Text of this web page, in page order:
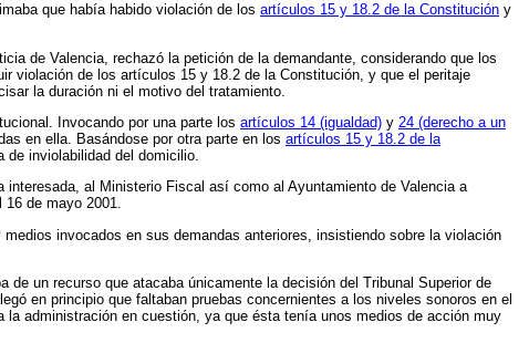
que había habido violación de los artículos 15 y 18.2 de la Constitución y
de Valencia, rechazó la petición de la demandante, considerando que los
violación de los artículos 15 y 18.2 de la Constitución, y que el peritaje
la duración ni el motivo del tratamiento.
Invocando por una parte los artículos 14 (igualdad) y 24 (derecho a un
en ella. Basándose por otra parte en los artículos 15 y 18.2 de la
de inviolabilidad del domicilio.
al Ministerio Fiscal así como al Ayuntamiento de Valencia a
de mayo 2001.
invocados en sus demandas anteriores, insistiendo sobre la violación
un recurso que atacaba únicamente la decisión del Tribunal Superior de
en principio que faltaban pruebas concernientes a los niveles sonoros en el
administración en cuestión, ya que ésta tenía unos medios de acción muy